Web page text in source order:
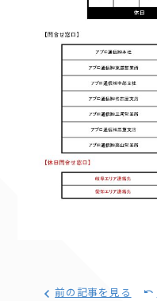
前の記事を見る